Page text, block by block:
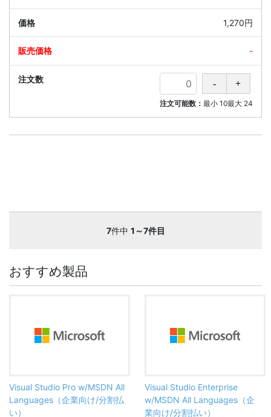
1,270円
-
注文可能数： 最小 10最大 24
7件中 1～7件目
おすすめ製品
Visual Studio Pro w/MSDN All
Languages（企業向け/分割払
い）
Visual Studio Enterprise
w/MSDN All Languages（企
業向け/分割払い）